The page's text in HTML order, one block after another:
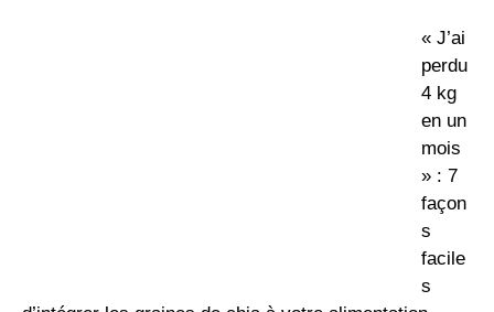
« J’ai
perdu
4 kg
en un
mois
» : 7
façon
s
facile
s